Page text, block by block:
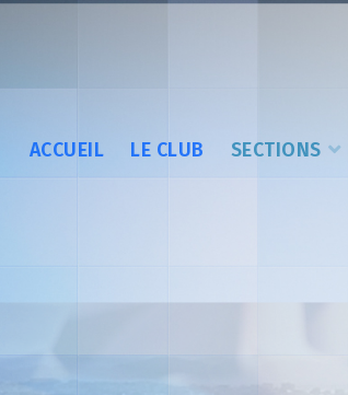
ACCUEIL LE CLUB SECTIONS